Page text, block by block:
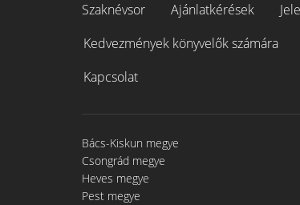
Szaknévsor Ajánlatkérések
Kedvezmények könyvelők számára
Kapcsolat
Bács-Kiskun megye
Csongrád megye
Heves megye
Pest megye